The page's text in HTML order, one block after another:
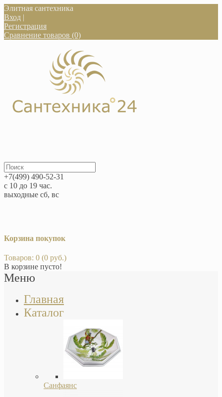
Элитная сантехника
Вход |
Регистрация
Сравнение товаров (0)
+7(499) 490-52-31
с 10 до 19 час.
выходные сб, вс
Корзина покупок
Товаров: 0 (0 руб.)
В корзине пусто!
Меню
Главная
Каталог
Санфаянс